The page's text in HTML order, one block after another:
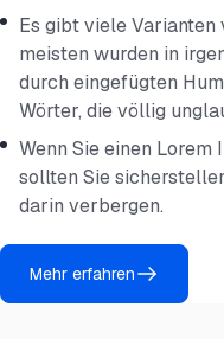
Es gibt viele Varianten
meisten wurden in
durch eingefügten
Wörter, die völlig
Wenn Sie einen Lorem
sollten Sie
darin verbergen.
Mehr erfahren